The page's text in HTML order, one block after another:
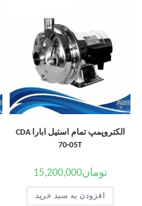
الکتروپمپ تمام استیل ابارا CDA
70-05T
تومان15,200,000
افزودن به سبد خرید